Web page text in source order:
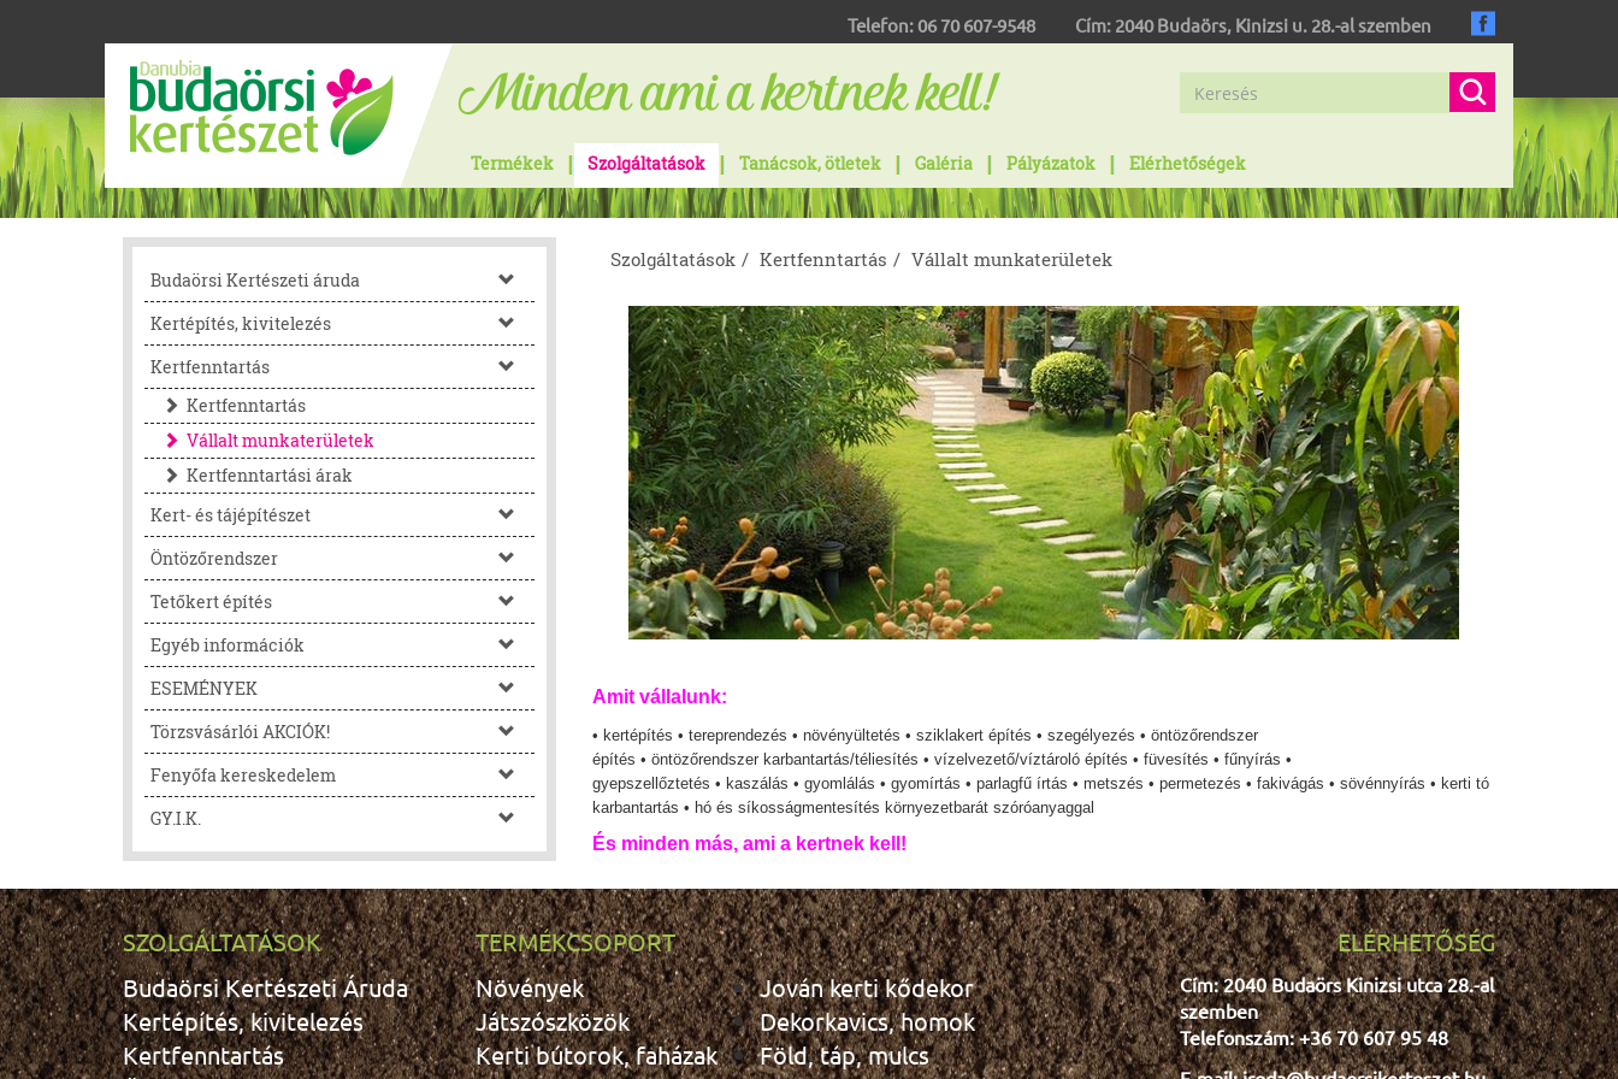
Telefon:06 70 607-9548 Cím: 2040 Budaörs, Kinizsi u. 28.-al szemben
Termékek Szolgáltatások Tanácsok, ötletek Galéria Pályázatok Elérhetőségek
Budaörsi Kertészeti áruda
Kertépítés, kivitelezés
Kertfenntartás
Kertfenntartás
Vállalt munkaterületek
Kertfenntartási árak
Kert- és tájépítészet
Öntözőrendszer
Tetőkert építés
Egyéb információk
ESEMÉNYEK
Törzsvásárlói AKCIÓK!
Fenyőfa kereskedelem
GY.I.K.
Szolgáltatások Kertfenntartás Vállalt munkaterületek
Amit vállalunk:
• kertépítés • tereprendezés • növényültetés • sziklakert építés • szegélyezés • öntözőrendszer
építés • öntözőrendszerkarbantartás/téliesítés • vízelvezető/víztároló építés • füvesítés • fűnyírás •
gyepszellőztetés • kaszálás • gyomlálás • gyomírtás • parlagfű írtás • metszés • permetezés • fakivágás • sövénnyírás • kerti tó
karbantartás • hó és síkosságmentesítés környezetbarát szóróanyaggal
És minden más, ami a kertnek kell!
SZOLGÁLTATÁSOK
Budaörsi Kertészeti Áruda
Kertépítés, kivitelezés
Kertfenntartás
TERMÉKCSOPORT
Növények
Jován kerti kődekor
Játszószközök
Dekorkavics, homok
Kerti bútorok, faházak
Föld, táp, mulcs
ELÉRHETŐSÉG
Cím: 2040 Budaörs Kinizsi utca 28.-al
szemben
Telefonszám: +36 70 607 95 48